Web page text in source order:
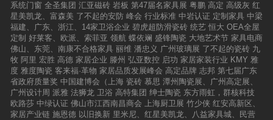
系统门窗 全圣集团 汇亚磁砖 岩板 第47届名家具展 粤鹏 高定 高级灰 红
星美凯龙、富森美 了不起的安防 峰会 行业标准 中岩认证 定制家具 中梁
福建、广东、浙江、14家卫浴企业 碧虎超防滑瓷砖 统艺 恒大 OEA全屋
定制 好莱客、欧派、索菲亚 领航 蝶依斓 盛锋陶瓷 大地艺术节 家具电商
佛山、东莞、南康不合格家具 丽维 潘忠义 广州玻璃展 了不起的瓷砖 九
牧 阿里 宏胜 高德 家居企业 滕州 弘亚数控 启功 家居家装行业 KMY 雅
度 雅度陶瓷 客来福·革物 家居品质发展峰会 高定品牌 志邦 第七届广东
省政府质量奖 中国建博会（上海 瓷砖 慕思 潭州陶瓷展、广州高定展、
广州设计周 派雅 法狮龙 卫浴 高特集团 绅士陶瓷 东方雨虹，群核科技
欧路莎 中绿认证 佛山市江西南昌商会 上海厨卫展 竹少侠 红安高新区、
家居产业链 施恩德 以旧换新 里米尼、红星美凯龙、八益家具城、民营